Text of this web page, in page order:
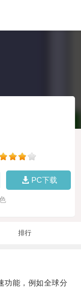
PC下载
排行
能，例如全球分